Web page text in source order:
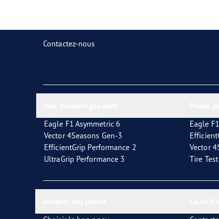
Contactez-nous
Eagle F1 Asymmetric 6
Vector 4Seasons Gen-3
EfficientGrip Performance 2
UltraGrip Performance 3
Eagle
Vector
Tire